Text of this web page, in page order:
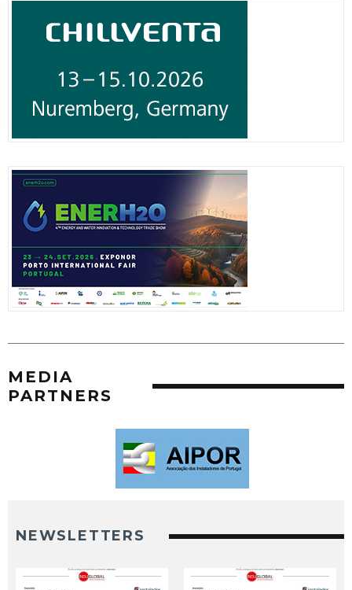
MEDIA
PARTNERS
NEWSLETTERS